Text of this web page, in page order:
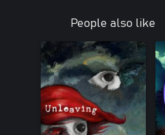
People also like